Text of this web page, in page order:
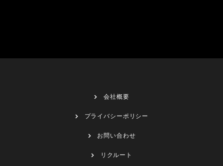
会社概要
プライバシーポリシー
お問い合わせ
リクルート